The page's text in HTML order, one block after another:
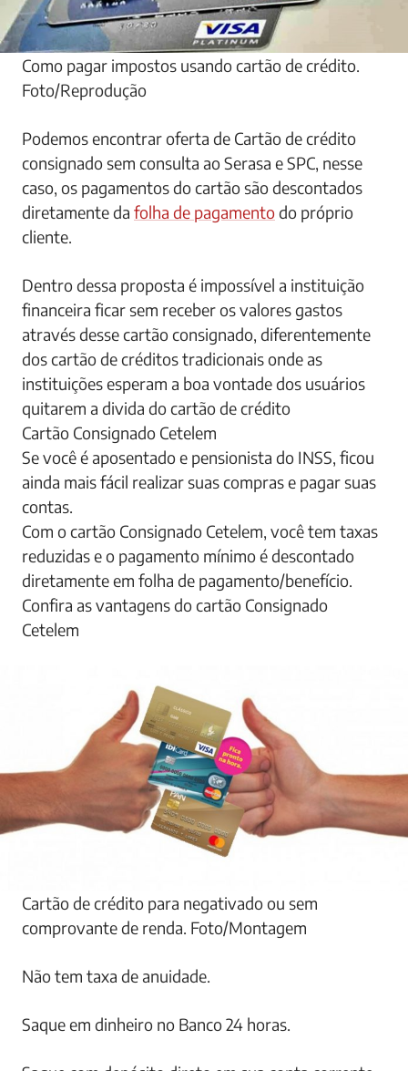
Como pagar impostos usando cartão de crédito.
Foto/Reprodução
Podemos encontrar oferta de Cartão de crédito
consignado sem consulta ao Serasa e SPC, nesse
caso, os pagamentos do cartão são descontados
diretamente da folha de pagamentodo próprio
cliente.
Dentro dessa proposta é impossível a instituição
financeira ficar sem receber os valores gastos
através desse cartão consignado, diferentemente
dos cartão de créditos tradicionais onde as
instituições esperam a boa vontade dos usuários
quitarem a divida do cartão de crédito
Cartão Consignado Cetelem
Se você é aposentado e pensionista do INSS, ficou
ainda mais fácil realizar suas compras e pagar suas
contas.
Com o cartão Consignado Cetelem, você tem taxas
reduzidas e o pagamento mínimo é descontado
diretamente em folha de pagamento/benefício.
Confira as vantagens do cartão Consignado
Cetelem
Cartão de crédito para negativado ou sem
comprovante de renda. Foto/Montagem
Não tem taxa de anuidade.
Saque em dinheiro no Banco 24 horas.